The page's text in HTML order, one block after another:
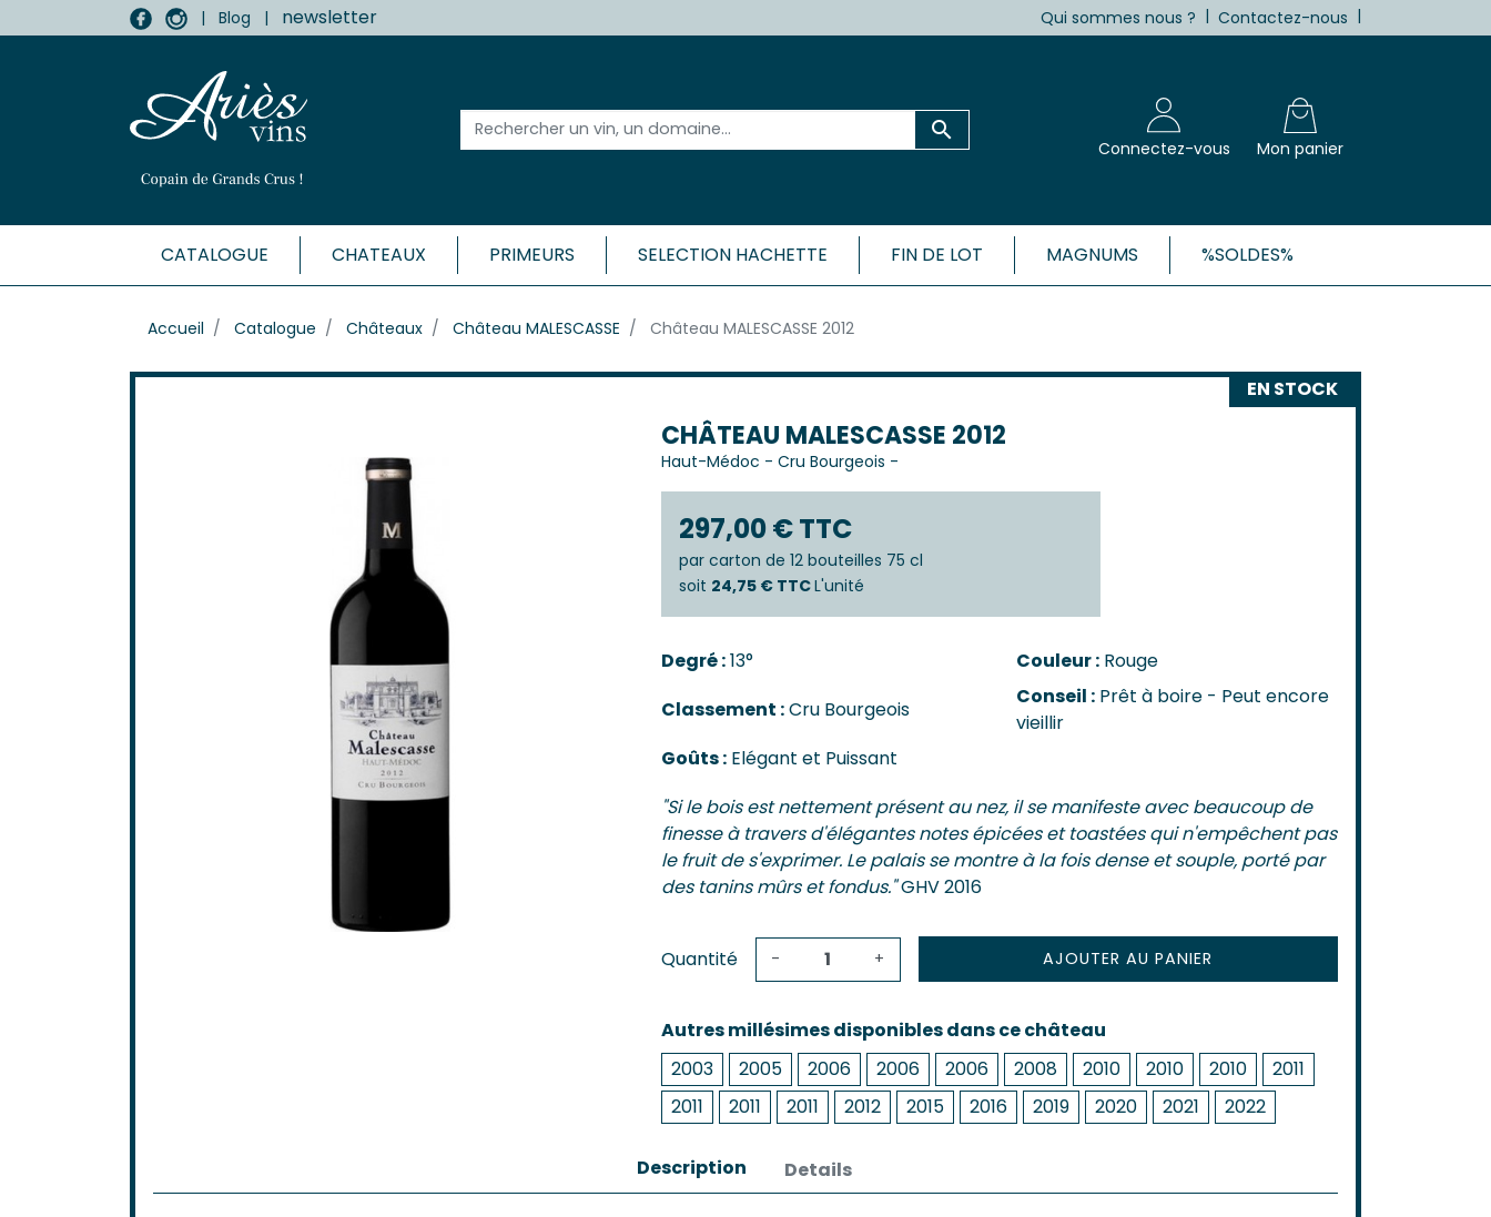
| Blog | newsletter |
Contactez-nous
|
Qui sommes nous ?

Connectez-vous Mon panier
CATALOGUE
Listrac-Médoc
GRAVES & PESSAC-LÉOGNAN
Graves
Pessac-Léognan
SAINT EMILION, POMEROL ET SATELLITES
Saint-Emilion Grand Cru
Bordeaux Blanc
Bordeaux Rosé
Côtes-De-Bourg
Crémant de Bordeaux
Premières-Côtes-De-Bordeaux
SAUTERNAIS
CHATEAUX PRIMEURS SELECTION HACHETTE FIN DE LOT MAGNUMS %SOLDES%
Accueil Catalogue Châteaux Château MALESCASSE Château MALESCASSE 2012
EN STOCK
CHÂTEAU MALESCASSE 2012
Haut-Médoc - Cru Bourgeois -
297,00 € TTC
par carton de 12 bouteilles 75 cl
soit 24,75 € TTCL'unité
Degré :13° Couleur : Rouge
Classement :Cru Bourgeois
Conseil : Prêt à boire - Peut encore
vieillir
Goûts : Elégant et Puissant
"Si le bois est nettement présent au nez, il se manifeste avec beaucoup de
finesse à travers d'élégantes notes épicées et toastées qui n'empêchent pas
le fruit de s'exprimer. Le palais se montre à la fois dense et souple, porté par
des tanins mûrs et fondus."GHV 2016
Quantité - + AJOUTER AU PANIER
Autres millésimes disponibles dans ce château
2003
2005 2006 2006 2006 2008 2010 2010 2010
2011
2011
2011 2011 2012 2015 2016 2019 2020 2021 2022
Description Details